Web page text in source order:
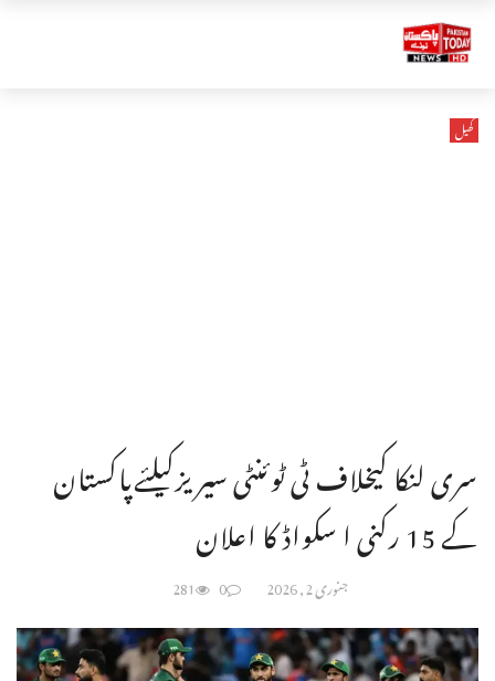
کھیل
سری لنکا کیخلاف ٹی ٹوئنٹی سیریزکیلئےپاکستان
کے 15 رکنی ا سکواڈ کا اعلان
جنوری 2, 2026 0
281